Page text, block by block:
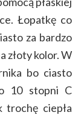
Łopatkę co
za bardzo
złoty kolor. W
bo ciasto
10 stopni C
trochę ciepła